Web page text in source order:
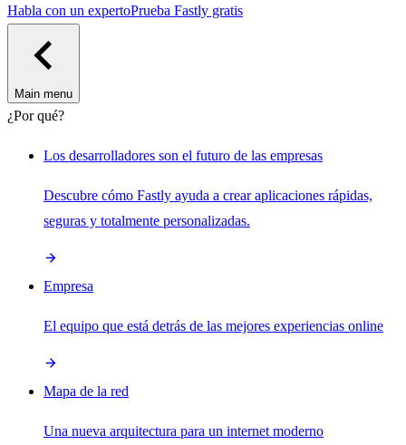
Habla con un expertoPrueba Fastly gratis
Main menu
¿Por qué?
Los desarrolladores son el futuro de las empresas
Descubre cómo Fastly ayuda a crear aplicaciones rápidas,
seguras y totalmente personalizadas.
Empresa
El equipo que está detrás de las mejores experiencias online
Mapa de la red
Una nueva arquitectura para un internet moderno